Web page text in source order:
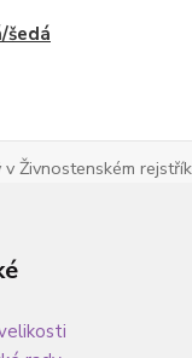
šedá
Živnostenském